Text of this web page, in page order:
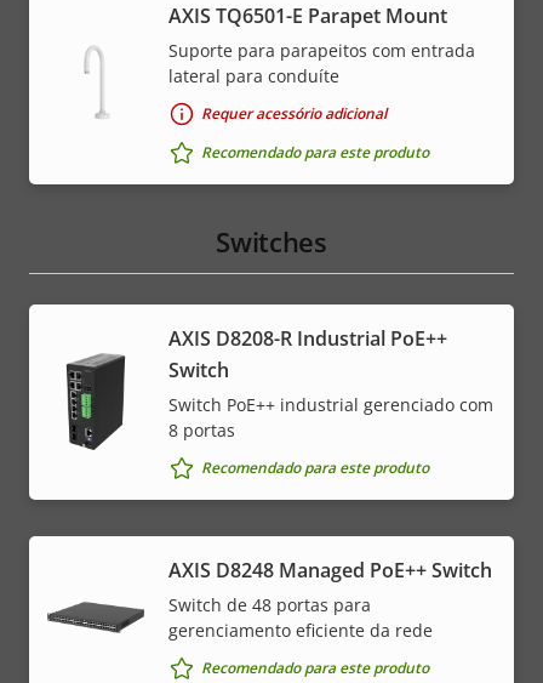
AXIS TQ6501-E Parapet Mount
Suporte para parapeitos com entrada
lateral para conduíte
Requer acessório adicional
Recomendado para este produto
Switches
AXIS D8208-R Industrial PoE++
Switch
Switch PoE++ industrial gerenciado com
8 portas
Recomendado para este produto
AXIS D8248 Managed PoE++ Switch
Switch de 48 portas para
gerenciamento eficiente da rede
Recomendado para este produto